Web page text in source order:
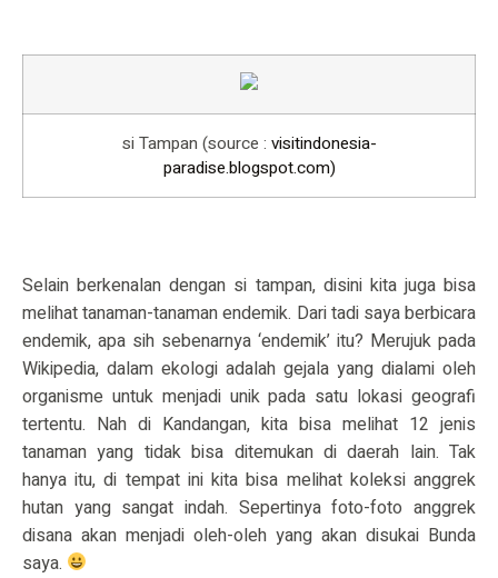
si Tampan (source : visitindonesia-
paradise.blogspot.com)
Selain berkenalan dengan si tampan, disini kita juga bisa
melihat tanaman-tanaman endemik. Dari tadi saya berbicara
endemik, apa sih sebenarnya ‘endemik’ itu? Merujuk pada
Wikipedia, dalam ekologi adalah gejala yang dialami oleh
organisme untuk menjadi unik pada satu lokasi geografi
tertentu. Nah di Kandangan, kita bisa melihat 12 jenis
tanaman yang tidak bisa ditemukan di daerah lain. Tak
hanya itu, di tempat ini kita bisa melihat koleksi anggrek
hutan yang sangat indah. Sepertinya foto-foto anggrek
disana akan menjadi oleh-oleh yang akan disukai Bunda
saya.